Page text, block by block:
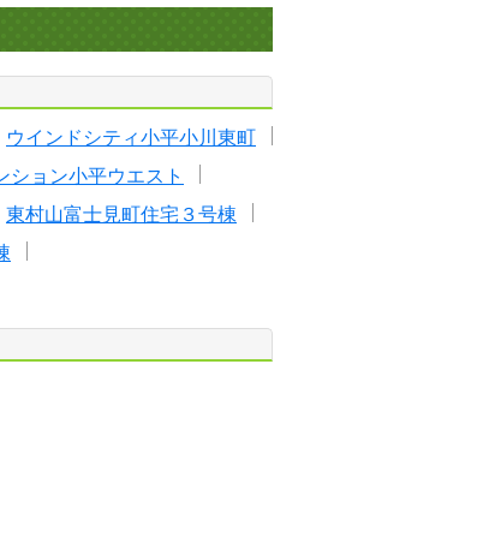
ウインドシティ小平小川東町
ション小平ウエスト
東村山富士見町住宅３号棟